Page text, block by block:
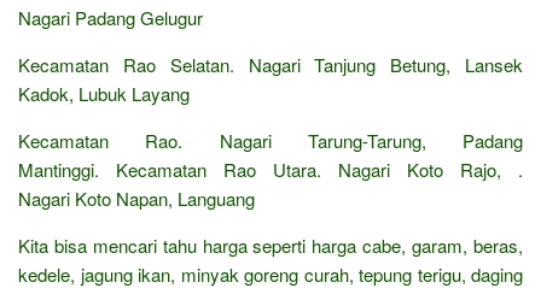
Nagari Padang Gelugur
Kecamatan Rao Selatan. Nagari Tanjung Betung, Lansek
Kadok, Lubuk Layang
Kecamatan Rao. Nagari Tarung-Tarung, Padang
Mantinggi. Kecamatan Rao Utara. Nagari Koto Rajo, .
Nagari Koto Napan, Languang
Kita bisa mencari tahu harga seperti harga cabe, garam, beras,
kedele, jagung ikan, minyak goreng curah, tepung terigu, daging